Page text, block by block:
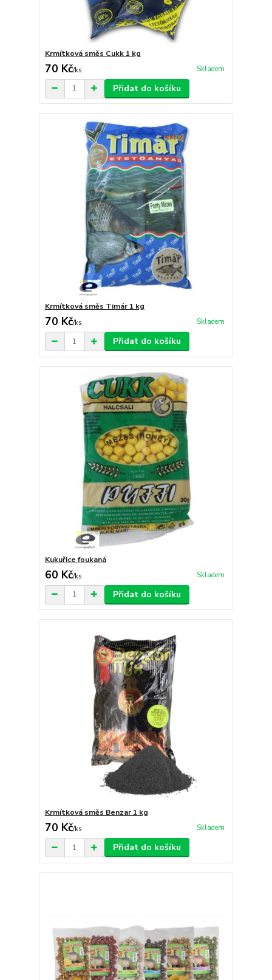
Krmítková směs Cukk 1 kg
70 Kč/ks Skladem
Přidat do košíku
Krmítková směs Timár 1 kg
70 Kč/ks Skladem
Přidat do košíku
Kukuřice foukaná
60 Kč/ks Skladem
Přidat do košíku
Krmítková směs Benzar 1 kg
70 Kč/ks Skladem
Přidat do košíku